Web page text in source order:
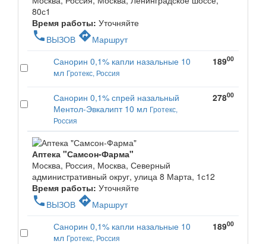
80с1
Время работы: Уточняйте
phone ВЫЗОВ directionsМаршрут
Санорин 0,1% капли назальные 10
мл Гротекс, Россия
18900
Санорин 0,1% спрей назальный
Ментол-Эвкалипт 10 мл Гротекс,
Россия
27800
Аптека "Самсон-Фарма"
Москва, Россия, Москва, Северный
административный округ, улица 8 Марта, 1с12
Время работы: Уточняйте
phone ВЫЗОВ directionsМаршрут
Санорин 0,1% капли назальные 10
мл Гротекс, Россия
18900